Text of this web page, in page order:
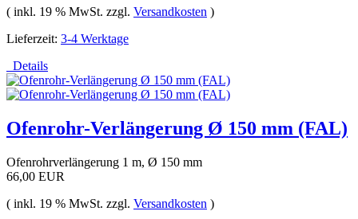
( inkl. 19 % MwSt. zzgl. Versandkosten )
Lieferzeit: 3-4 Werktage
Details
Ofenrohr-Verlängerung Ø 150 mm (FAL)
Ofenrohrverlängerung 1 m, Ø 150 mm
66,00 EUR
( inkl. 19 % MwSt. zzgl. Versandkosten )